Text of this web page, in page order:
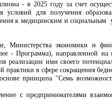
- в 2025 году за счет
условий для получения
к медицинским и социальным
Министерства экономики и
- Программа), направленной на
ими своего
практики в сфере сокращения
принципа "Семь
с предпринимателями